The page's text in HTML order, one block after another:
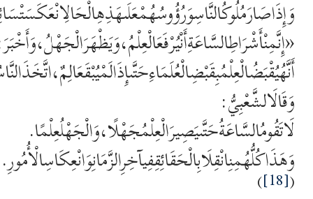
وَقَالَالشَّعْبِيُّ:
لَاتَقُومُالسَّاعَةُحَتَّىيَصِيرَالْعِلْمُجَهْلًا،وَالْجَهْلُعِلْمًا.
وَهَذَاكُلُّهُمِنِانْقِلَابِالْحَقَائِقِفِيآخِرِالزَّمَانِوَانْعِكَاسِالْأُمُورِ.
(
[18]
)